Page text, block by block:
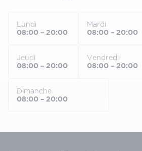
Lundi
08:00 – 20:00
Mardi
08:00 – 20:00
Jeudi
08:00 – 20:00
Vendredi
08:00 – 20:00
Dimanche
08:00 – 20:00